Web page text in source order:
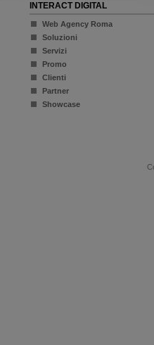
INTERACT DIGITAL
Web Agency Roma
Soluzioni
Servizi
Promo
Clienti
Partner
Showcase